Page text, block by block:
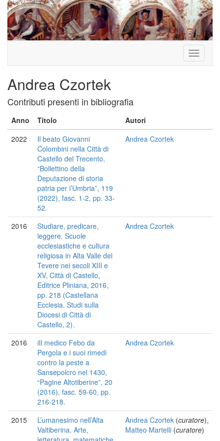
Toggle
Andrea Czortek
Contributi presenti in bibliografia
Anno Titolo
Autori
2022
Il beato Giovanni
Colombini nella Città di
Castello del Trecento,
“Bollettino della
Deputazione di storia
patria per l’Umbria”, 119
(2022), fasc. 1-2, pp. 33-
52.
Andrea Czortek
2016
Studiare, predicare,
leggere. Scuole
ecclesiastiche e cultura
religiosa in Alta Valle del
Tevere nei secoli XIII e
XV, Città di Castello,
Editrice Pliniana, 2016,
pp. 218 (Castellana
Ecclesia. Studi sulla
Diocesi di Città di
Castello, 2).
Andrea Czortek
2016
iIl medico Febo da
Pergola e i suoi rimedi
contro la peste a
Sansepolcro nel 1430,
“Pagine Altotiberine”, 20
(2016), fasc. 59-60, pp.
216-218.
Andrea Czortek
2015
L’umanesimo nell’Alta
Valtiberina. Arte,
Andrea Czortek (curatore),
Matteo Martelli (curatore)